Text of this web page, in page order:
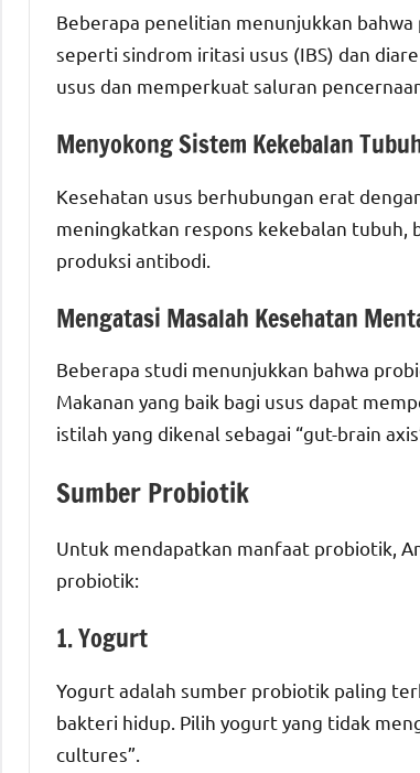
Beberapa penelitian menunjukkan
seperti sindrom iritasi usus (IBS) dan
usus dan memperkuat saluran
Menyokong Sistem Kekebalan
Kesehatan usus berhubungan erat
meningkatkan respons kekebalan tubuh,
produksi antibodi.
Mengatasi Masalah Kesehatan
Beberapa studi menunjukkan bahwa
Makanan yang baik bagi usus dapat
istilah yang dikenal sebagai “gut-brain
Sumber Probiotik
Untuk mendapatkan manfaat probiotik,
probiotik:
1. Yogurt
Yogurt adalah sumber probiotik paling
bakteri hidup. Pilih yogurt yang tidak
cultures”.